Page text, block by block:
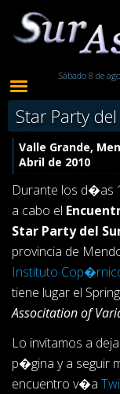
Sábado 8 de
Star Party
Valle Grande,
Abril de 2010
Durante los d�as
a cabo el
Star Party del
provincia de
Instituto
tiene lugar el
Associtation of
Lo invitamos a
p�gina y a seguir
encuentro v�a